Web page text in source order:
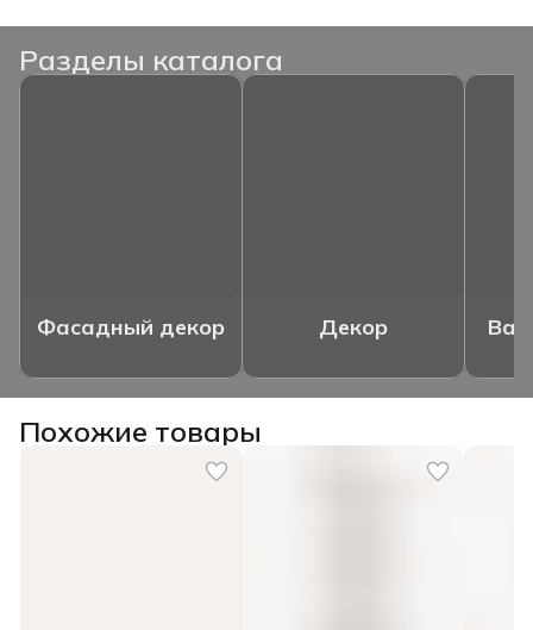
Разделы каталога
Фасадный декор Декор
Похожие товары